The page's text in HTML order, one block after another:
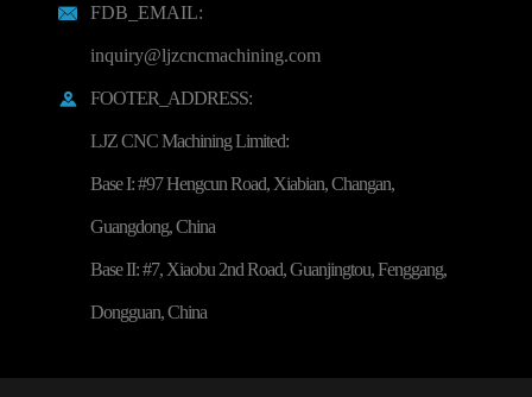

FDB_EMAIL:
inquiry@ljzcncmachining.com

FOOTER_ADDRESS:
LJZ CNC Machining Limited:
Base I: #97 Hengcun Road, Xiabian, Changan,
Guangdong, China
Base II: #7, Xiaobu 2nd Road, Guanjingtou, Fenggang,
Dongguan, China